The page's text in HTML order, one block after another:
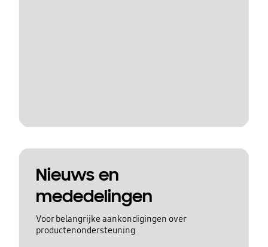
Nieuws en
mededelingen
Voor belangrijke aankondigingen over
productenondersteuning